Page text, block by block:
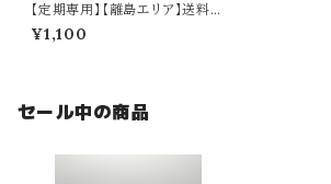
【定期専用】【離島エリア】送料専
用アイテム
¥1,100
セール中の商品